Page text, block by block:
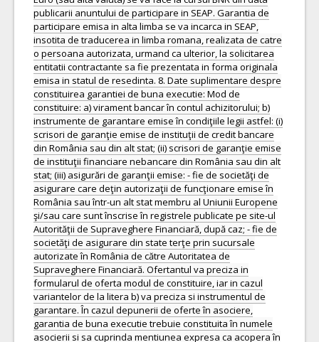
publicarii anuntului de participare in SEAP. Garantia de
participare emisa in alta limba se va incarca in SEAP,
insotita de traducerea in limba romana, realizata de catre
o persoana autorizata, urmand ca ulterior, la solicitarea
entitatii contractante sa fie prezentata in forma originala
emisa in statul de resedinta. 8. Date suplimentare despre
constituirea garantiei de buna executie: Mod de
constituire: a) virament bancar în contul achizitorului; b)
instrumente de garantare emise în condiţiile legii astfel: (i)
scrisori de garanţie emise de instituţii de credit bancare
din România sau din alt stat; (ii) scrisori de garanţie emise
de instituţii financiare nebancare din România sau din alt
stat; (iii) asigurări de garanţii emise: - fie de societăţi de
asigurare care deţin autorizaţii de funcţionare emise în
România sau într-un alt stat membru al Uniunii Europene
şi/sau care sunt înscrise în registrele publicate pe site-ul
Autorităţii de Supraveghere Financiară, după caz; - fie de
societăţi de asigurare din state terţe prin sucursale
autorizate în România de către Autoritatea de
Supraveghere Financiară. Ofertantul va preciza in
formularul de oferta modul de constituire, iar in cazul
variantelor de la litera b) va preciza si instrumentul de
garantare. În cazul depunerii de oferte în asociere,
garantia de buna executie trebuie constituita în numele
asocierii si sa cuprinda mentiunea expresa ca acopera în